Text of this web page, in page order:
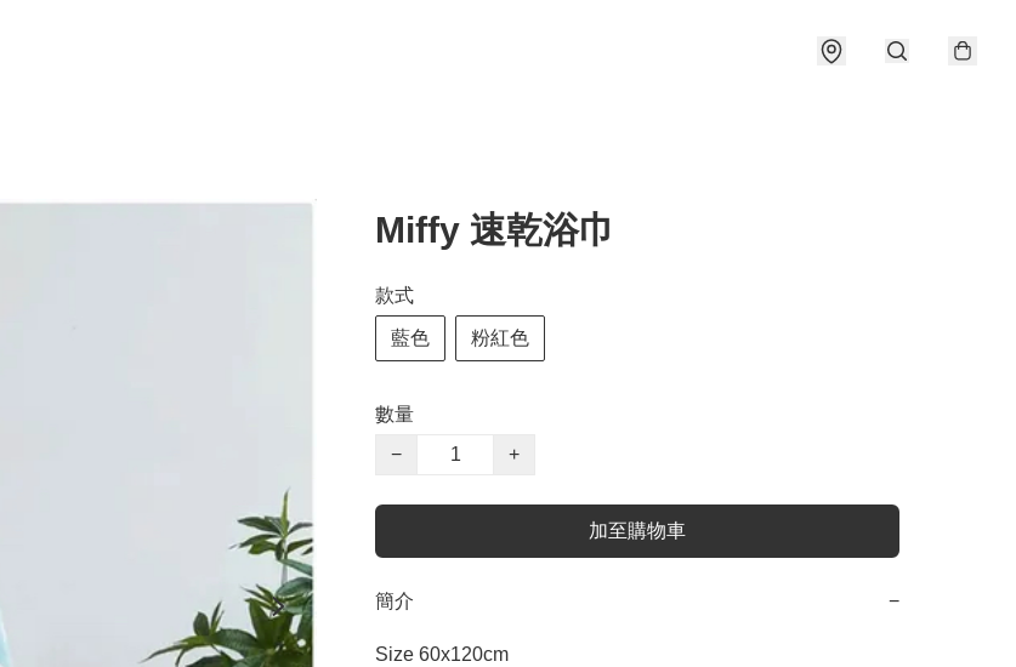
Miffy 速乾浴巾
款式
藍色 粉紅色
數量
−
+
加至購物車
簡介 −
Size 60x120cm